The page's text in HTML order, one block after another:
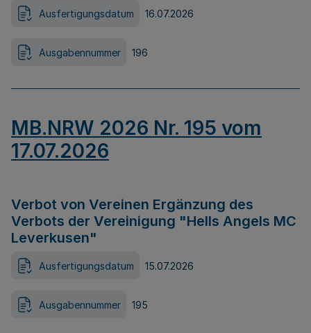
Ausfertigungsdatum 16.07.2026
Ausgabennummer 196
MB.NRW 2026 Nr. 195 vom
17.07.2026
Verbot von Vereinen Ergänzung des
Verbots der Vereinigung "Hells Angels MC
Leverkusen"
Ausfertigungsdatum 15.07.2026
Ausgabennummer 195